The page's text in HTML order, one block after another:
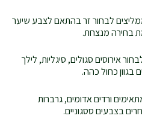
לבחור זר בהתאם לצבע שיער
בחירה מנצחת.
אירוסים סגולים, סיגליות, לילך
בגוון כחול כהה.
ורדים אדומים, גרברות
בצבעים ססגוניים.